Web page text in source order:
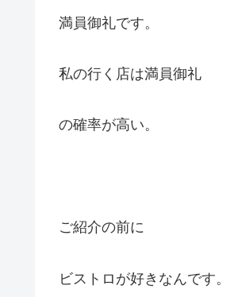
満員御礼です。
私の行く店は満員御礼
の確率が高い。
ご紹介の前に
ビストロが好きなんです。